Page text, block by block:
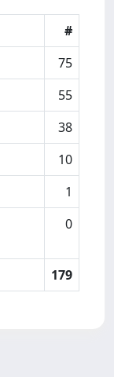
#
75
55
38
10
1
0
179